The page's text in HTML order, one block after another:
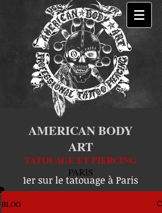
AMERICAN BODY
ART
TATOUAGE ET PIERCING
PARIS
1er sur le tatouage à Paris
BLOG